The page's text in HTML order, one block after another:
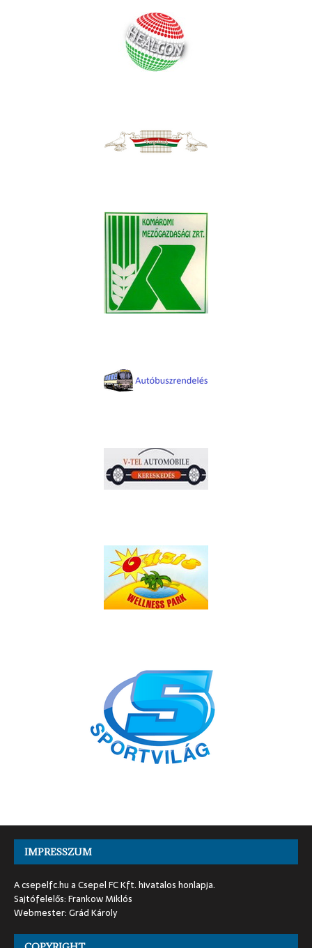
IMPRESSZUM
A csepelfc.hu a Csepel FC Kft. hivatalos honlapja.
Sajtófelelős: Frankow Miklós
Webmester: Grád Károly